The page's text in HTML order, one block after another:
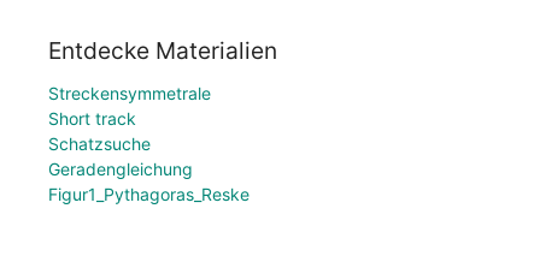
Entdecke Materialien
Streckensymmetrale
Short track
Schatzsuche
Geradengleichung
Figur1_Pythagoras_Reske